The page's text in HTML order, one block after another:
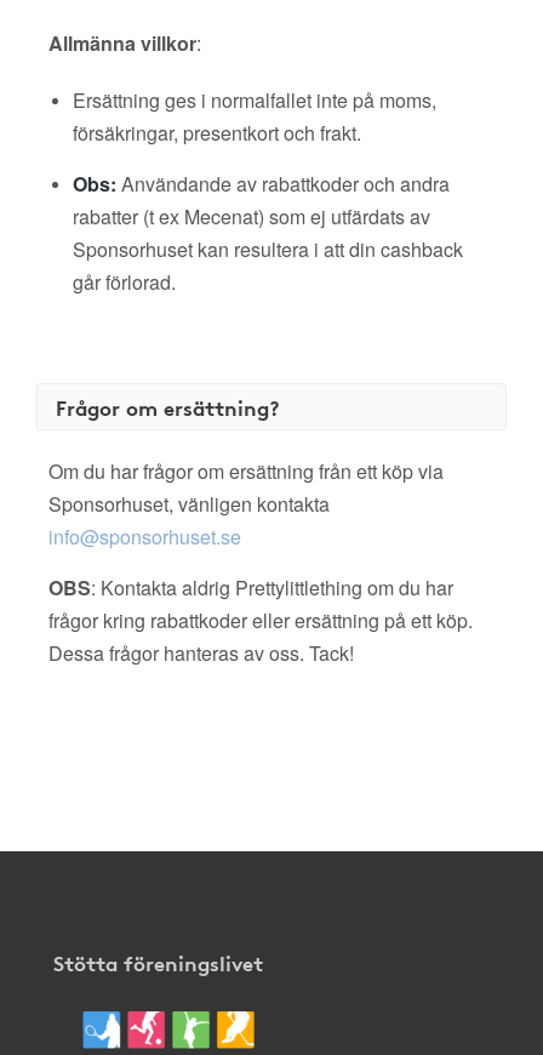
Allmänna villkor:
Ersättning ges i normalfallet inte på moms,
försäkringar, presentkort och frakt.
Obs: Användande av rabattkoder och andra
rabatter (t ex Mecenat) som ej utfärdats av
Sponsorhuset kan resultera i att din cashback
går förlorad.
Frågor om ersättning?
Om du har frågor om ersättning från ett köp via
Sponsorhuset, vänligen kontakta
info@sponsorhuset.se
OBS: Kontakta aldrig Prettylittlething om du har
frågor kring rabattkoder eller ersättning på ett köp.
Dessa frågor hanteras av oss. Tack!
Stötta föreningslivet